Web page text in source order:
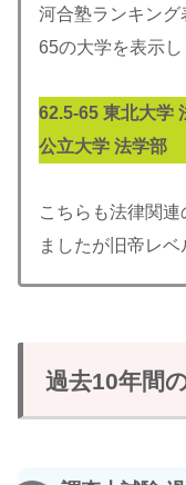
河合塾ランキン
65の大学を表示し
62.5-65 東北大学
公立大学 法学部
こちらも法律関
ましたが旧帝レベ
過去10年間